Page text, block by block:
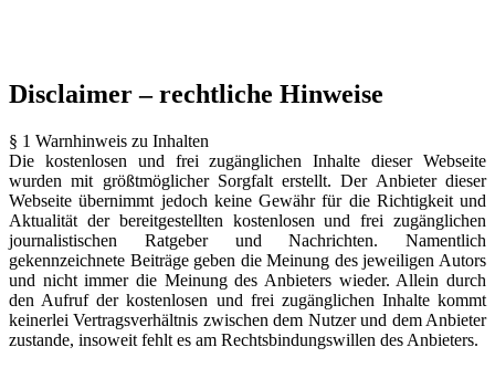
Disclaimer – rechtliche Hinweise
§ 1 Warnhinweis zu Inhalten
Die kostenlosen und frei zugänglichen Inhalte dieser Webseite
wurden mit größtmöglicher Sorgfalt erstellt. Der Anbieter dieser
Webseite übernimmt jedoch keine Gewähr für die Richtigkeit und
Aktualität der bereitgestellten kostenlosen und frei zugänglichen
journalistischen Ratgeber und Nachrichten. Namentlich
gekennzeichnete Beiträge geben die Meinung des jeweiligen Autors
und nicht immer die Meinung des Anbieters wieder. Allein durch
den Aufruf der kostenlosen und frei zugänglichen Inhalte kommt
keinerlei Vertragsverhältnis zwischen dem Nutzer und dem Anbieter
zustande, insoweit fehlt es am Rechtsbindungswillen des Anbieters.